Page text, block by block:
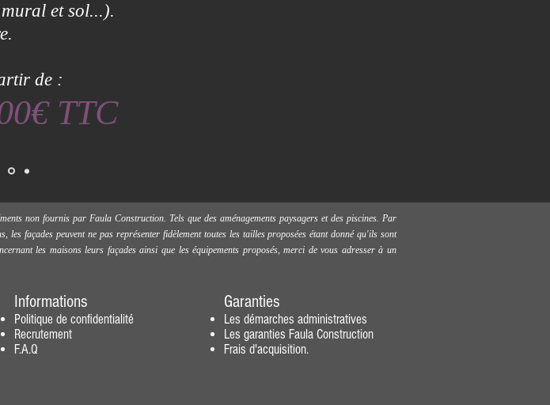
et sol...).
de :
TTC
non fournis par Faula Construction. Tels que des aménagements paysagers et des piscines. Par
façades peuvent ne pas représenter fidèlement toutes les tailles proposées étant donné qu'ils sont
les maisons leurs façades ainsi que les équipements proposés, merci de vous adresser à un
Informations
Politique de confidentialité
Recrutement
F.A.Q
Garanties
Les démarches administratives
Les garanties Faula Construction
Frais d'acquisition.